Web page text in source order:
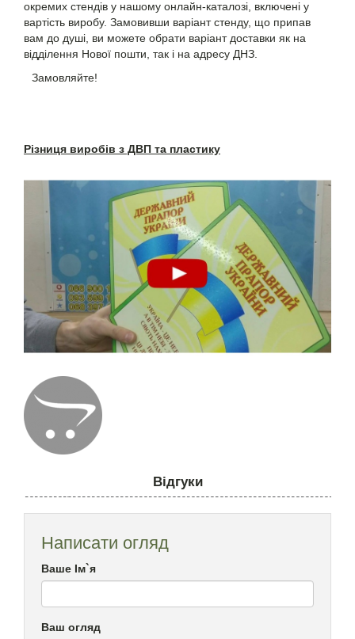
окремих стендів у нашому онлайн-каталозі, включені у
вартість виробу. Замовивши варіант стенду, що припав
вам до душі, ви можете обрати варіант доставки як на
відділення Нової пошти, так і на адресу ДНЗ.
Замовляйте!
Різниця виробів з ДВП та пластику
Відгуки
Написати огляд
Ваше Ім`я
Ваш огляд